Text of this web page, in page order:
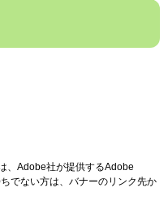
、Adobe社が提供するAdobe
でない方は、バナーのリンク先か